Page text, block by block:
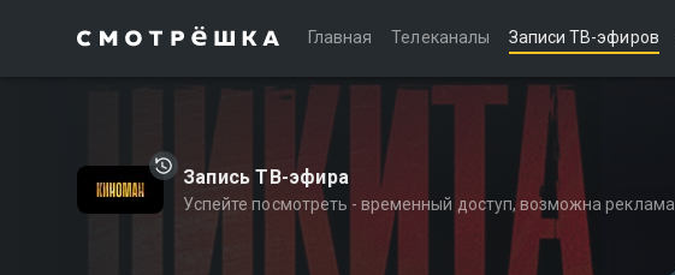
Главная Телеканалы Записи ТВ-эфиров
Запись ТВ-эфира
Успейте посмотреть - временный доступ, возможна реклама